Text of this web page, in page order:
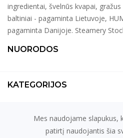
ingredientai, švelnūs kvapai,
baltiniai - pagaminta Lietuvoje,
pagaminta Danijoje. Steamery
NUORODOS
KATEGORIJOS
KONTAKTAIMes naudojame slapukus,
patirtį naudojantis šia